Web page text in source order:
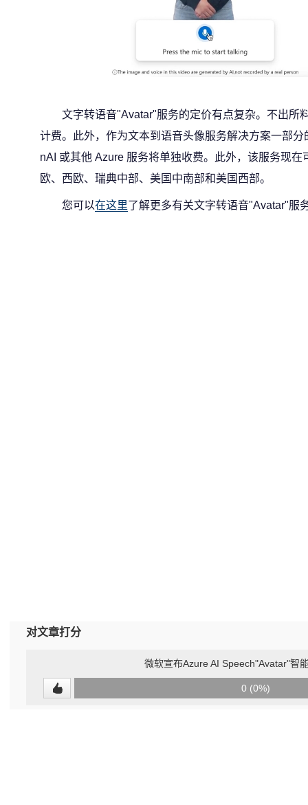
文字转语音"Avatar"服务的定价有点复杂。不出所
计费。此外，作为文本到语音头像服务解决方案一部
nAI 或其他 Azure 服务将单独收费。此外，该服务现
欧、西欧、瑞典中部、美国中南部和美国西部。
您可以在这里了解更多有关文字转语音"Avatar"服
对文章打分
微软宣布Azure AI Speech"Avatar"智
0 (0%)